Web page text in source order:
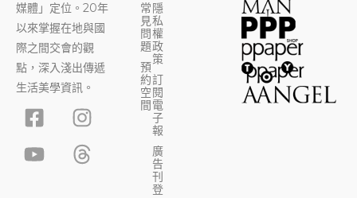
媒體」定位。20年
以來掌握在地與國
際之間交會的觀
點，深入淺出傳遞
生活美學資訊。
F
a
c
I
n
s
t
Y
o
u
T
h
r
e
常
見
問
題
預
約
空
間
隱
私
權
政
策
訂
閱
電
子
報
廣
告
刊
登